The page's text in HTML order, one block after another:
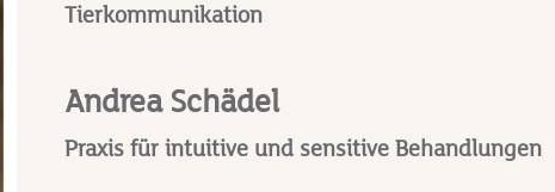
Tierkommunikation
Andrea Schädel
Praxis für intuitive und sensitive Behandlungen